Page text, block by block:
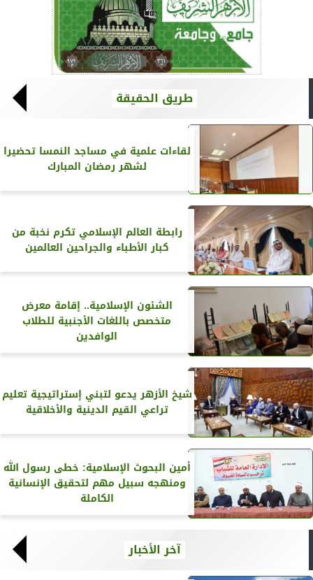
طريق الحقيقة
لقاءات علمية في مساجد النمسا تحضيرا
لشهر رمضان المبارك
رابطة العالم الإسلامي تكرم نخبة من
كبار الأطباء والجراحين العالمين
الشئون الإسلامية.. إقامة معرض
متخصص باللغات الأجنبية للطلاب
الوافدين
شيخ الأزهر يدعو لتبني إستراتيجية تعليم
تراعي القيم الدينية والأخلاقية
أمين البحوث الإسلامية: خطى رسول الله
ومنهجه سبيل مهم لتحقيق الإنسانية
الكاملة
آخر الأخبار